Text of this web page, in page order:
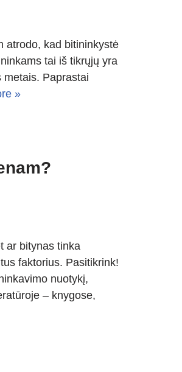
atrodo, kad bitininkystė
tai iš tikrųjų yra
metais. Paprastai
»
ar bitynas tinka
faktorius. Pasitikrink!
nuotykį,
– knygose,